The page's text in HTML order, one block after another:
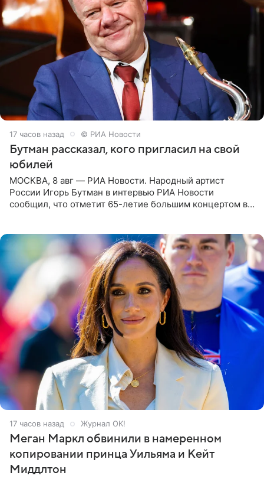
17 часов назад © РИА Новости
Бутман рассказал, кого пригласил на свой
юбилей
МОСКВА, 8 авг — РИА Новости. Народный артист
России Игорь Бутман в интервью РИА Новости
сообщил, что отметит 65-летие большим концертом в
17 часов назад Журнал OK!
Меган Маркл обвинили в намеренном
копировании принца Уильяма и Кейт
Миддлтон